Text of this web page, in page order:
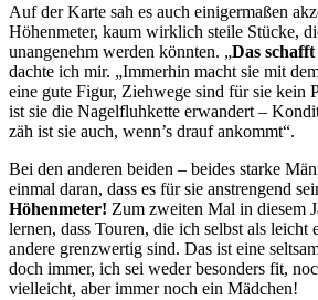
Auf der Karte sah es auch einigermaßen
Höhenmeter, kaum wirklich steile Stücke,
unangenehm werden könnten. „Das
dachte ich mir. „Immerhin macht sie mit
eine gute Figur, Ziehwege sind für sie kein
ist sie die Nagelfluhkette erwandert –
zäh ist sie auch, wenn’s drauf ankommt“.
Bei den anderen beiden – beides starke
einmal daran, dass es für sie anstrengend
Höhenmeter! Zum zweiten Mal in diesem
lernen, dass Touren, die ich selbst als leicht
andere grenzwertig sind. Das ist eine
doch immer, ich sei weder besonders fit,
vielleicht, aber immer noch ein Mädchen!